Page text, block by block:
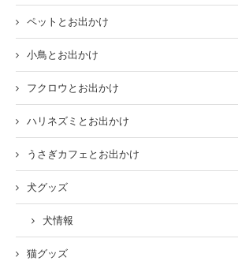
ペットとお出かけ
小鳥とお出かけ
フクロウとお出かけ
ハリネズミとお出かけ
うさぎカフェとお出かけ
犬グッズ
犬情報
猫グッズ